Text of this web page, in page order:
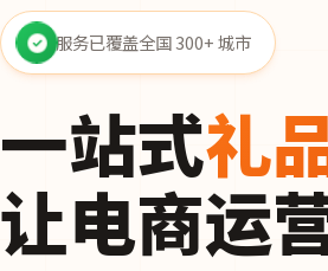
服务已覆盖全国 300+ 城市
一站式礼
让电商运